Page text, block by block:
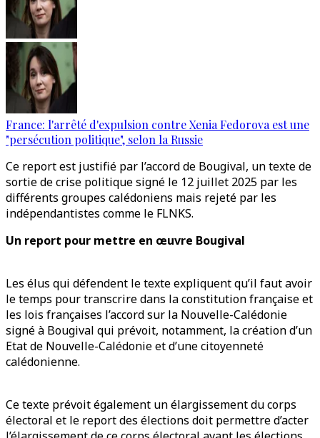
France: l'arrêté d'expulsion contre Xenia Fedorova est une
"persécution politique", selon la Russie
Ce report est justifié par l’accord de Bougival, un texte de
sortie de crise politique signé le 12 juillet 2025 par les
différents groupes calédoniens mais rejeté par les
indépendantistes comme le FLNKS.
Un report pour mettre en œuvre Bougival
Les élus qui défendent le texte expliquent qu’il faut avoir
le temps pour transcrire dans la constitution française et
les lois françaises l’accord sur la Nouvelle-Calédonie
signé à Bougival qui prévoit, notamment, la création d’un
Etat de Nouvelle-Calédonie et d’une citoyenneté
calédonienne.
Ce texte prévoit également un élargissement du corps
électoral et le report des élections doit permettre d’acter